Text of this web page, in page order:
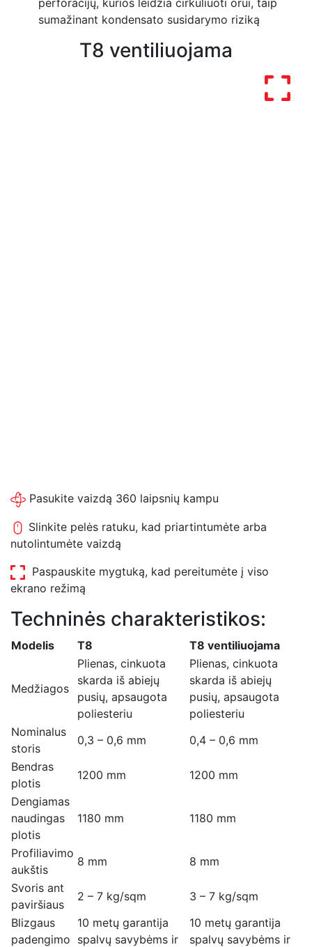
sumažinant kondensato susidarymo riziką
T8 ventiliuojama
Pasukite vaizdą 360 laipsnių kampu
Slinkite pelės ratuku, kad priartintumėte arba
nutolintumėte vaizdą
Paspauskite mygtuką, kad pereitumėte į viso
ekrano režimą
Techninės charakteristikos:
Modelis T8 T8 ventiliuojama
Medžiagos
Plienas, cinkuota
skarda iš abiejų
pusių, apsaugota
poliesteriu
Plienas, cinkuota
skarda iš abiejų
pusių, apsaugota
poliesteriu
Nominalus
storis
0,3 – 0,6 mm
0,4 – 0,6 mm
Bendras
plotis
1200 mm
1200 mm
Dengiamas
naudingas
plotis
1180 mm 1180 mm
Profiliavimo
aukštis
8 mm
8 mm
Svoris ant
paviršiaus
2 – 7 kg/sqm
3 – 7 kg/sqm
Blizgaus
padengimo
10 metų garantija
spalvų savybėms ir
10 metų garantija
spalvų savybėms ir